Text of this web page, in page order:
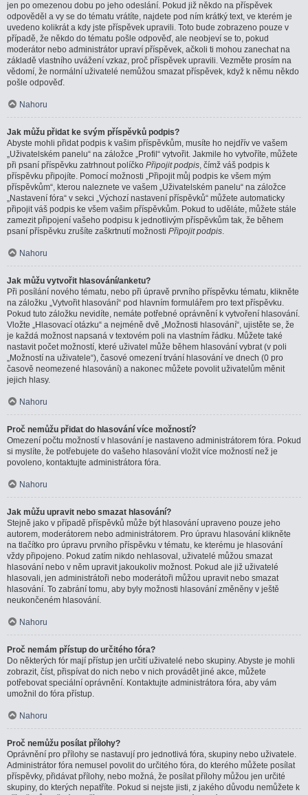
jen po omezenou dobu po jeho odeslání. Pokud již někdo na příspěvek
odpověděl a vy se do tématu vrátíte, najdete pod ním krátký text, ve kterém je
uvedeno kolikrát a kdy jste příspěvek upravili. Toto bude zobrazeno pouze v
případě, že někdo do tématu pošle odpověď, ale neobjeví se to, pokud
moderátor nebo administrátor upraví příspěvek, ačkoli ti mohou zanechat na
základě vlastního uvážení vzkaz, proč příspěvek upravili. Vezměte prosím na
vědomí, že normální uživatelé nemůžou smazat příspěvek, když k němu někdo
pošle odpověď.
Nahoru
Jak můžu přidat ke svým příspěvků podpis?
Abyste mohli přidat podpis k vašim příspěvkům, musíte ho nejdřív ve vašem
„Uživatelském panelu“ na záložce „Profil“ vytvořit. Jakmile ho vytvoříte, můžete
při psaní příspěvku zatrhnout políčko Připojit podpis, čímž váš podpis k
příspěvku připojíte. Pomocí možnosti „Připojit můj podpis ke všem mým
příspěvkům“, kterou naleznete ve vašem „Uživatelském panelu“ na záložce
„Nastavení fóra“ v sekci „Výchozí nastavení příspěvků“ můžete automaticky
připojit váš podpis ke všem vašim příspěvkům. Pokud to uděláte, můžete stále
zamezit připojení vašeho podpisu k jednotlivým příspěvkům tak, že během
psaní příspěvku zrušíte zaškrtnutí možnosti Připojit podpis.
Nahoru
Jak můžu vytvořit hlasování/anketu?
Při posílání nového tématu, nebo při úpravě prvního příspěvku tématu, klikněte
na záložku „Vytvořit hlasování“ pod hlavním formulářem pro text příspěvku.
Pokud tuto záložku nevidíte, nemáte potřebné oprávnění k vytvoření hlasování.
Vložte „Hlasovací otázku“ a nejméně dvě „Možnosti hlasování“, ujistěte se, že
je každá možnost napsaná v textovém poli na vlastním řádku. Můžete také
nastavit počet možností, které uživatel může během hlasování vybrat (v poli
„Možností na uživatele“), časové omezení trvání hlasování ve dnech (0 pro
časově neomezené hlasování) a nakonec můžete povolit uživatelům měnit
jejich hlasy.
Nahoru
Proč nemůžu přidat do hlasování více možností?
Omezení počtu možností v hlasování je nastaveno administrátorem fóra. Pokud
si myslíte, že potřebujete do vašeho hlasování vložit více možností než je
povoleno, kontaktujte administrátora fóra.
Nahoru
Jak můžu upravit nebo smazat hlasování?
Stejně jako v případě příspěvků může být hlasování upraveno pouze jeho
autorem, moderátorem nebo administrátorem. Pro úpravu hlasování klikněte
na tlačítko pro úpravu prvního příspěvku v tématu, ke kterému je hlasování
vždy připojeno. Pokud zatím nikdo nehlasoval, uživatelé můžou smazat
hlasování nebo v něm upravit jakoukoliv možnost. Pokud ale již uživatelé
hlasovali, jen administrátoři nebo moderátoři můžou upravit nebo smazat
hlasování. To zabrání tomu, aby byly možnosti hlasování změněny v ještě
neukončeném hlasování.
Nahoru
Proč nemám přístup do určitého fóra?
Do některých fór mají přístup jen určití uživatelé nebo skupiny. Abyste je mohli
zobrazit, číst, přispívat do nich nebo v nich provádět jiné akce, můžete
potřebovat speciální oprávnění. Kontaktujte administrátora fóra, aby vám
umožnil do fóra přístup.
Nahoru
Proč nemůžu posílat přílohy?
Oprávnění pro přílohy se nastavují pro jednotlivá fóra, skupiny nebo uživatele.
Administrátor fóra nemusel povolit do určitého fóra, do kterého můžete posílat
příspěvky, přidávat přílohy, nebo možná, že posílat přílohy můžou jen určité
skupiny, do kterých nepatříte. Pokud si nejste jisti, z jakého důvodu nemůžete k